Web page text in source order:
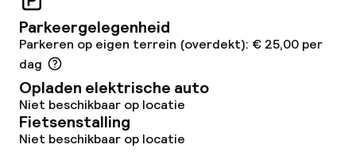
Conferentieruimte
Parkeergelegenheid
Parkeren op eigen terrein (overdekt): € 25,00 per
dag
Opladen elektrische auto
Niet beschikbaar op locatie
Fietsenstalling
Niet beschikbaar op locatie